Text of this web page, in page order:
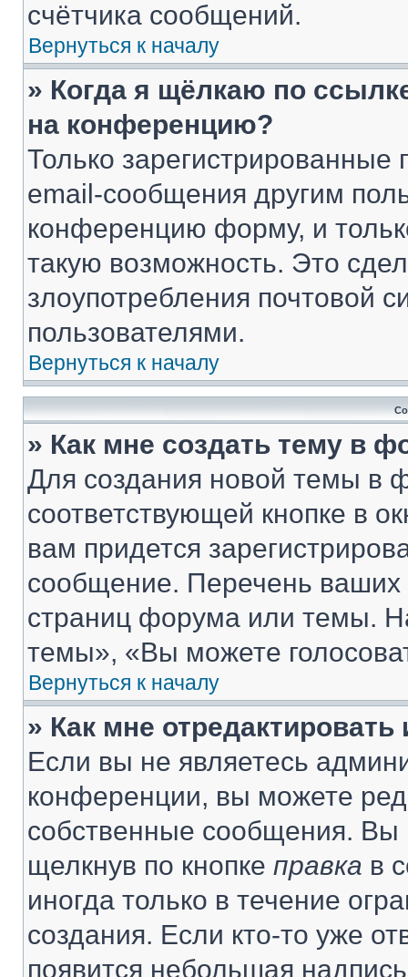
счётчика сообщений.
Вернуться к началу
» Когда я щёлкаю по
на конференцию?
Только зарегистрированные
email-сообщения другим
конференцию форму, и
такую возможность. Это
злоупотребления почтовой
пользователями.
Вернуться к началу
» Как мне создать тему в
Для создания новой темы в
соответствующей кнопке в
вам придется
сообщение. Перечень ваших
страниц форума или темы.
темы», «Вы можете
Вернуться к началу
» Как мне
Если вы не являетесь
конференции, вы можете
собственные сообщения. Вы
щелкнув по кнопке правка в
иногда только в течение
создания. Если кто-то уже
появится небольшая